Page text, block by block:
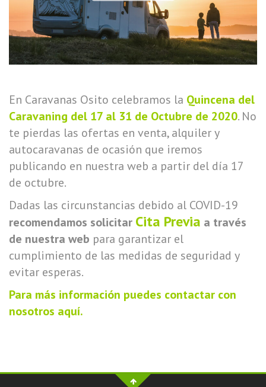
En Caravanas Osito celebramos la Quincena del
Caravaning del 17 al 31 de Octubre de 2020. No
te pierdas las ofertas en venta, alquiler y
autocaravanas de ocasión que iremos
publicando en nuestra web a partir del día 17
de octubre.
Dadas las circunstancias debido al COVID-19
recomendamos solicitar Cita Previa a través
de nuestra web para garantizar el
cumplimiento de las medidas de seguridad y
evitar esperas.
Para más información puedes contactar con
nosotros aquí.